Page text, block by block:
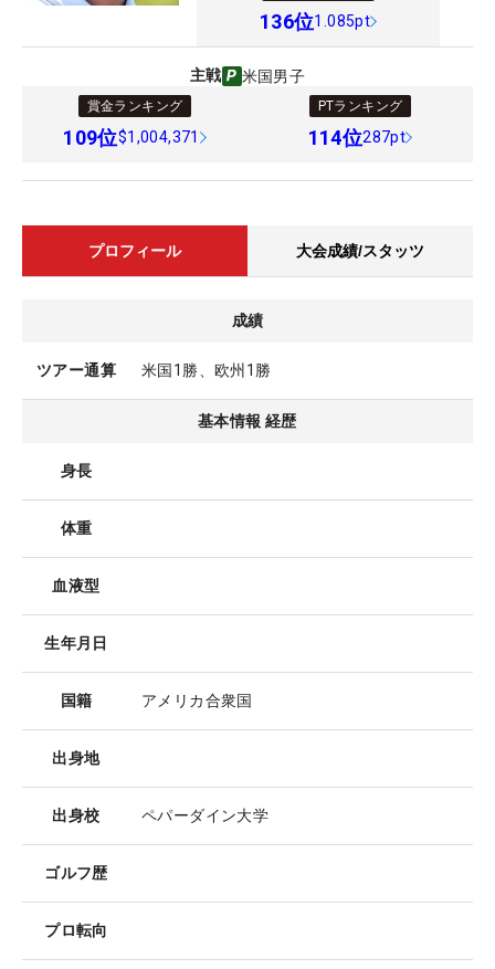
136位1.085pt
主戦 米国男子
賞金ランキング
109位$1,004,371
PTランキング
114位287pt
プロフィール 大会成績/スタッツ
成績
ツアー通算 米国1勝、欧州1勝
基本情報 経歴
身長
体重
血液型
生年月日
国籍 アメリカ合衆国
出身地
出身校 ペパーダイン大学
ゴルフ歴
プロ転向